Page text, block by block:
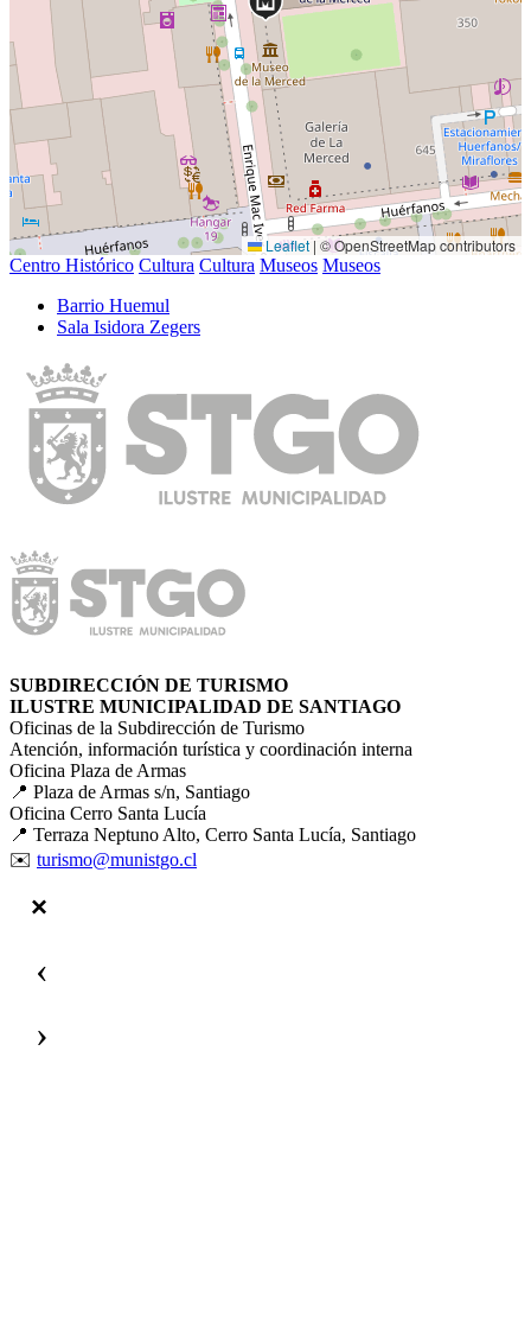
Leaflet |© OpenStreetMap contributors
Centro Histórico Cultura Cultura Museos Museos
Barrio Huemul
Sala Isidora Zegers
SUBDIRECCIÓN DE TURISMO
ILUSTRE MUNICIPALIDAD DE SANTIAGO
Oficinas de la Subdirección de Turismo
Atención, información turística y coordinación interna
Oficina Plaza de Armas
📍 Plaza de Armas s/n, Santiago
Oficina Cerro Santa Lucía
📍 Terraza Neptuno Alto, Cerro Santa Lucía, Santiago
✉️ turismo@munistgo.cl
‹
›